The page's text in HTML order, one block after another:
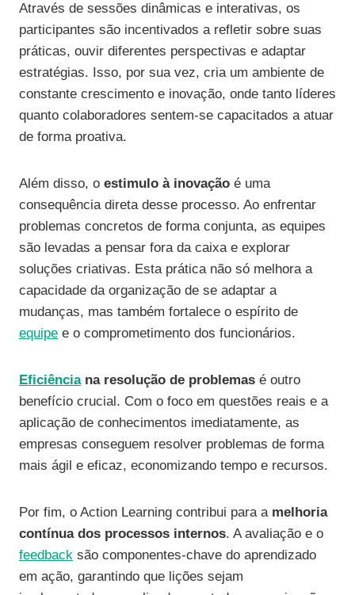
Através de sessões dinâmicas e interativas, os
participantes são incentivados a refletir sobre suas
práticas, ouvir diferentes perspectivas e adaptar
estratégias. Isso, por sua vez, cria um ambiente de
constante crescimento e inovação, onde tanto líderes
quanto colaboradores sentem-se capacitados a atuar
de forma proativa.
Além disso, o estimulo à inovação é uma
consequência direta desse processo. Ao enfrentar
problemas concretos de forma conjunta, as equipes
são levadas a pensar fora da caixa e explorar
soluções criativas. Esta prática não só melhora a
capacidade da organização de se adaptar a
mudanças, mas também fortalece o espírito de
equipe e o comprometimento dos funcionários.
Eficiênciana resolução de problemas é outro
benefício crucial. Com o foco em questões reais e a
aplicação de conhecimentos imediatamente, as
empresas conseguem resolver problemas de forma
mais ágil e eficaz, economizando tempo e recursos.
Por fim, o Action Learning contribui para a melhoria
contínua dos processos internos. A avaliação e o
feedback são componentes-chave do aprendizado
em ação, garantindo que lições sejam